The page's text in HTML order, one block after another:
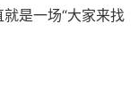
是一场“大家来找